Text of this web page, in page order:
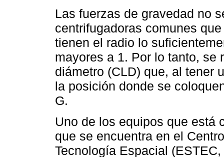
Las fuerzas de gravedad no
centrifugadoras comunes
tienen el radio lo
mayores a 1. Por lo tanto, se
diámetro (CLD) que, al tener
la posición donde se
G.
Uno de los equipos que está
que se encuentra en el
Tecnología Espacial